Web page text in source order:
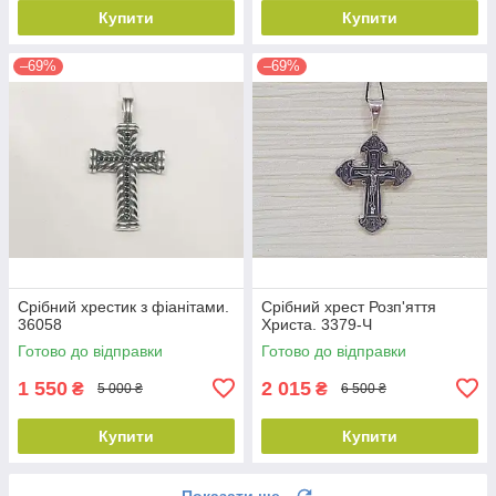
Купити Купити
–69%
Срібний хрестик з фіанітами.
36058
Готово до відправки
1 550 ₴ 5 000 ₴
Купити
–69%
Срібний хрест Розп'яття
Христа. 3379-Ч
Готово до відправки
2 015 ₴ 6 500 ₴
Купити